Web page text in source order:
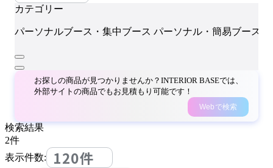
カテゴリー
パーソナルブース・集中ブース パーソナル・簡易ブース
お探しの商品が見つかりませんか？INTERIOR BASEでは、
外部サイトの商品でもお見積もり可能です！
Webで検索
検索結果
2件
表示件数:
120件